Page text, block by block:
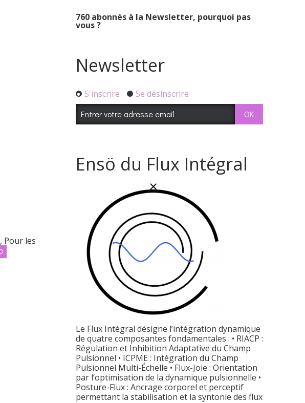
, Pour les
760abonnés à la Newsletter, pourquoi pas
vous ?
Newsletter
S'inscrire Se désinscrire
Ensö du Flux Intégral
Le Flux Intégral désigne l’intégration dynamique
de quatre composantes fondamentales : • RIACP :
Régulation et Inhibition Adaptative du Champ
Pulsionnel • ICPME : Intégration du Champ
Pulsionnel Multi-Échelle • Flux-Joie : Orientation
par l’optimisation de la dynamique pulsionnelle •
Posture-Flux : Ancrage corporel et perceptif
permettant la stabilisation et la syntonie des flux